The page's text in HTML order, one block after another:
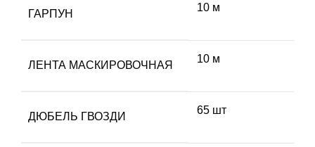
ГАРПУН
10 м
ЛЕНТА МАСКИРОВОЧНАЯ
10 м
ДЮБЕЛЬ ГВОЗДИ
65 шт